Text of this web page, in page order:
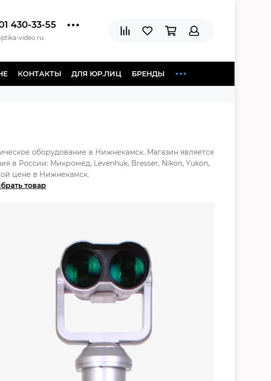
430-33-55
video.ru
КОНТАКТЫ ДЛЯ ЮР.ЛИЦ БРЕНДЫ
оборудование в Нижнекамск. Магазин является
в России: Микромед, Levenhuk, Bresser, Nikon, Yukon,
цене в Нижнекамск.
товар